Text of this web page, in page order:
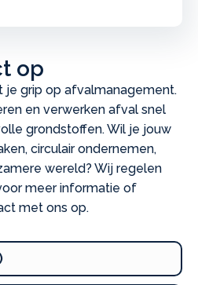
op
je grip op afvalmanagement.
en verwerken afval snel
grondstoffen. Wil je jouw
circulair ondernemen,
wereld? Wij regelen
meer informatie of
met ons op.